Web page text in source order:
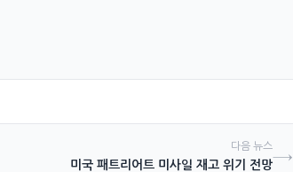
다음 뉴스
미국 패트리어트 미사일 재고 위기 전망→